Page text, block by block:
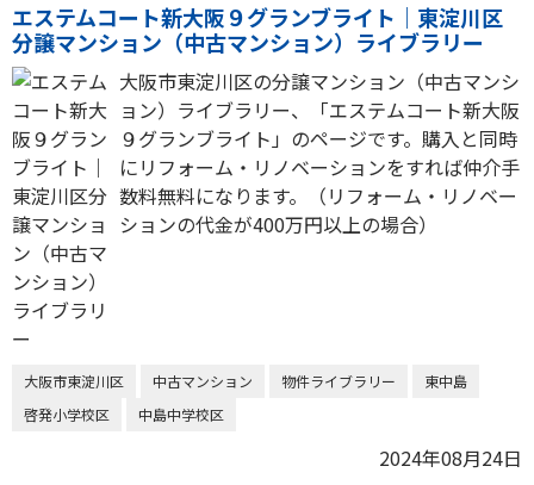
エステムコート新大阪９グランブライト｜東淀川区
分譲マンション（中古マンション）ライブラリー
大阪市東淀川区の分譲マンション（中古マンシ
ョン）ライブラリー、「エステムコート新大阪
９グランブライト」のページです。購入と同時
にリフォーム・リノベーションをすれば仲介手
数料無料になります。（リフォーム・リノベー
ションの代金が400万円以上の場合）
大阪市東淀川区 中古マンション 物件ライブラリー
東中島
啓発小学校区
中島中学校区
2024年08月24日